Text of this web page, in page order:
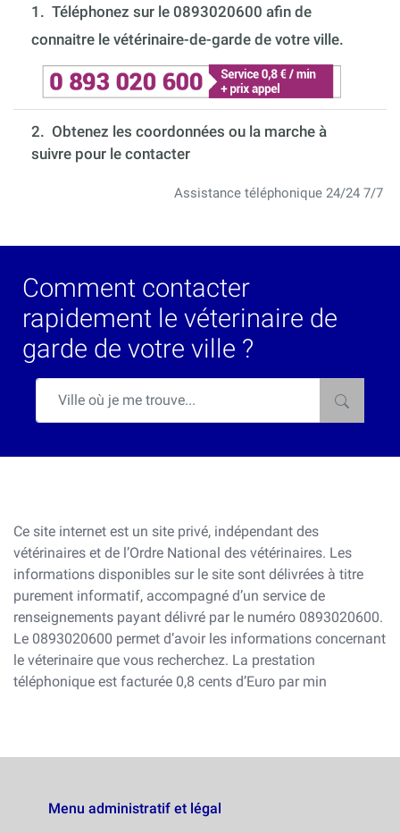
1. Téléphonez sur le 0893020600 afin de
connaitre le vétérinaire-de-garde de votre ville.
2. Obtenez les coordonnées ou la marche à
suivre pour le contacter
Assistance téléphonique 24/24 7/7
Comment contacter
rapidement le véterinaire de
garde de votre ville ?
Ce site internet est un site privé, indépendant des
vétérinaires et de l’Ordre National des vétérinaires. Les
informations disponibles sur le site sont délivrées à titre
purement informatif, accompagné d’un service de
renseignements payant délivré par le numéro 0893020600.
Le 0893020600 permet d’avoir les informations concernant
le véterinaire que vous recherchez. La prestation
téléphonique est facturée 0,8 cents d’Euro par min
Menu administratif et légal